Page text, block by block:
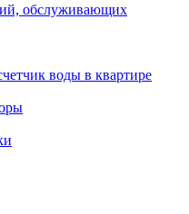
обслуживающих
воды в квартире